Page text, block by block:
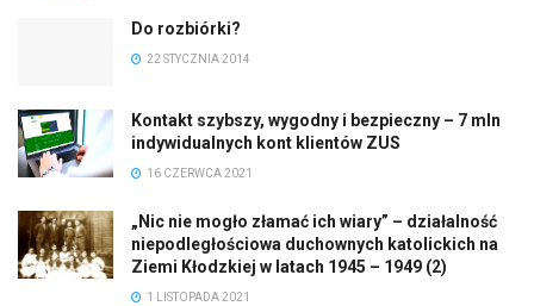
Do rozbiórki?
22 STYCZNIA 2014
Kontakt szybszy, wygodny i bezpieczny – 7 mln
indywidualnych kont klientów ZUS
16 CZERWCA 2021
„Nic nie mogło złamać ich wiary” – działalność
niepodległościowa duchownych katolickich na
Ziemi Kłodzkiej w latach 1945 – 1949 (2)
1 LISTOPADA 2021